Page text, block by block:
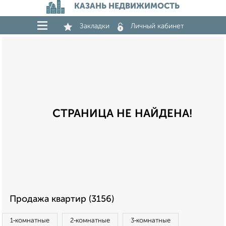
КАЗАНЬ НЕДВИЖИМОСТЬ
Закладки Личный кабинет
СТРАНИЦА НЕ НАЙДЕНА!
Продажа квартир (3156)
1‑комнатные 2‑комнатные 3‑комнатные